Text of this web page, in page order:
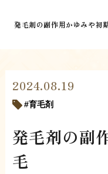
発毛剤の副作用かゆみや初
2024.08.19
育毛剤
発毛剤の副
毛